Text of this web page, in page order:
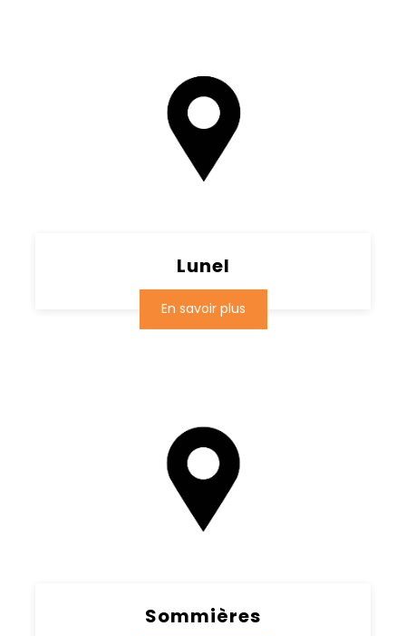
Lunel
En savoir plus
Sommières